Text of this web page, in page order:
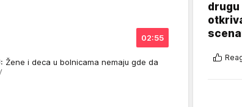
02:55
Žene i deca u bolnicama nemaju gde da